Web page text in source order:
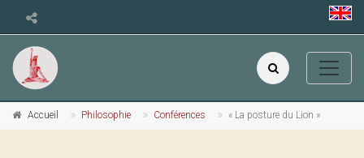
Accueil Philosophie Conférences « La posture du Lion »